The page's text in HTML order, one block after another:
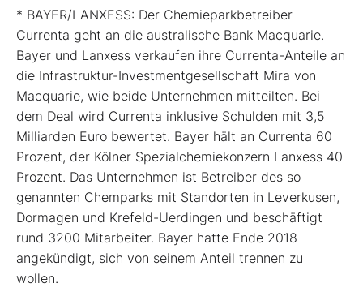
Kontakt
* BAYER/LANXESS: Der Chemieparkbetreiber
Currenta geht an die australische Bank Macquarie.
Bayer und Lanxess verkaufen ihre Currenta-Anteile an
die Infrastruktur-Investmentgesellschaft Mira von
Macquarie, wie beide Unternehmen mitteilten. Bei
dem Deal wird Currenta inklusive Schulden mit 3,5
Milliarden Euro bewertet. Bayer hält an Currenta 60
Prozent, der Kölner Spezialchemiekonzern Lanxess 40
Prozent. Das Unternehmen ist Betreiber des so
genannten Chemparks mit Standorten in Leverkusen,
Dormagen und Krefeld-Uerdingen und beschäftigt
rund 3200 Mitarbeiter. Bayer hatte Ende 2018
angekündigt, sich von seinem Anteil trennen zu
wollen.